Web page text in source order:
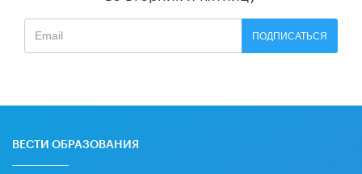
ПОДПИСАТЬСЯ
ВЕСТИ ОБРАЗОВАНИЯ